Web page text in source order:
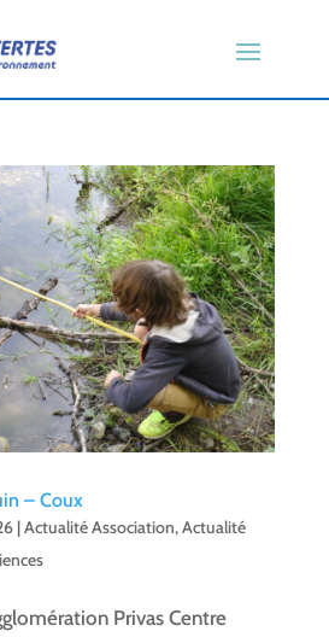
– Coux
|Actualité Association,Actualité
Privas Centre